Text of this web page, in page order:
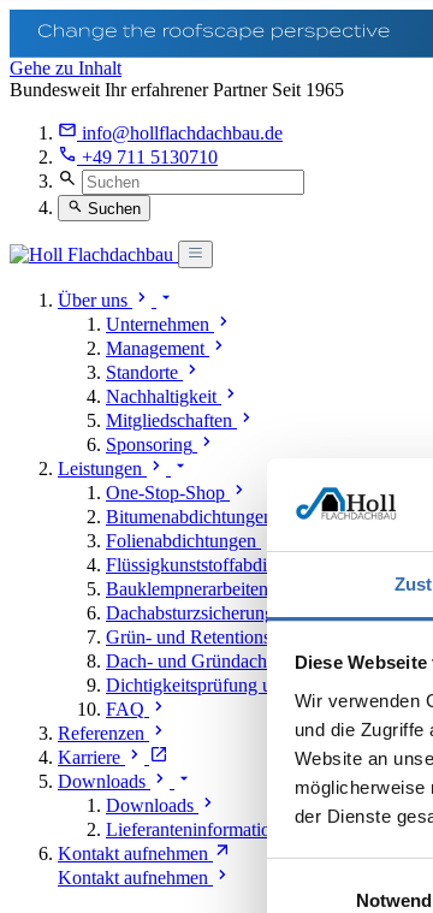
Diese
Wir verwenden
und die Zugriffe
Website an
möglicherweise
der Dienste
Gehe zu Inhalt
Bundesweit Ihr erfahrener Partner Seit 1965
info@hollflachdachbau.de
+49 711 5130710
Suchen
Über uns
Unternehmen
Management
Standorte
Nachhaltigkeit
Mitgliedschaften
Sponsoring
Leistungen
One-Stop-Shop
Bitumenabdichtungen
Folienabdichtungen
Flüssigkunststoffabdichtungen
Bauklempnerarbeiten
Dachabsturzsicherungssysteme
Grün- und Retentionsdächer
Dach- und Gründachwartung
Dichtigkeitsprüfung und Leckageortung
FAQ
Referenzen
Karriere
Downloads
Downloads
Lieferanteninformationen
Kontakt aufnehmen
Kontakt aufnehmen